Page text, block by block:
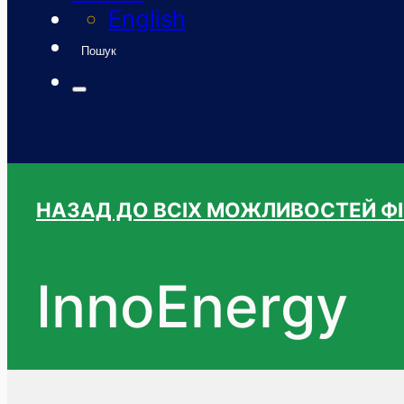
English
Пошук
НАЗАД ДО ВСІХ МОЖЛИВОСТЕЙ
InnoEnergy